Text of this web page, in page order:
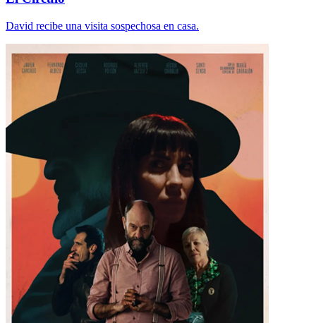
David recibe una visita sospechosa en casa.